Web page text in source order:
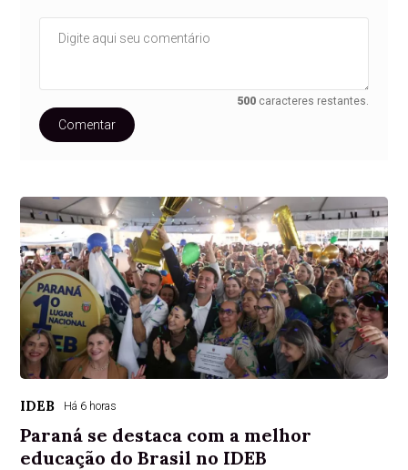
500 caracteres restantes.
Comentar
IDEB Há 6 horas
Paraná se destaca com a melhor
educação do Brasil no IDEB